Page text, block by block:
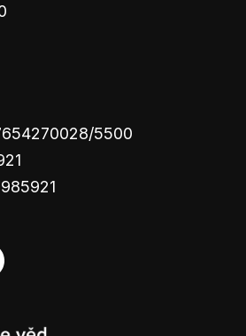
5500